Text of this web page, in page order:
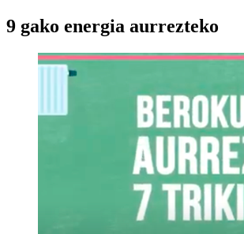
9 gako energia aurrezteko